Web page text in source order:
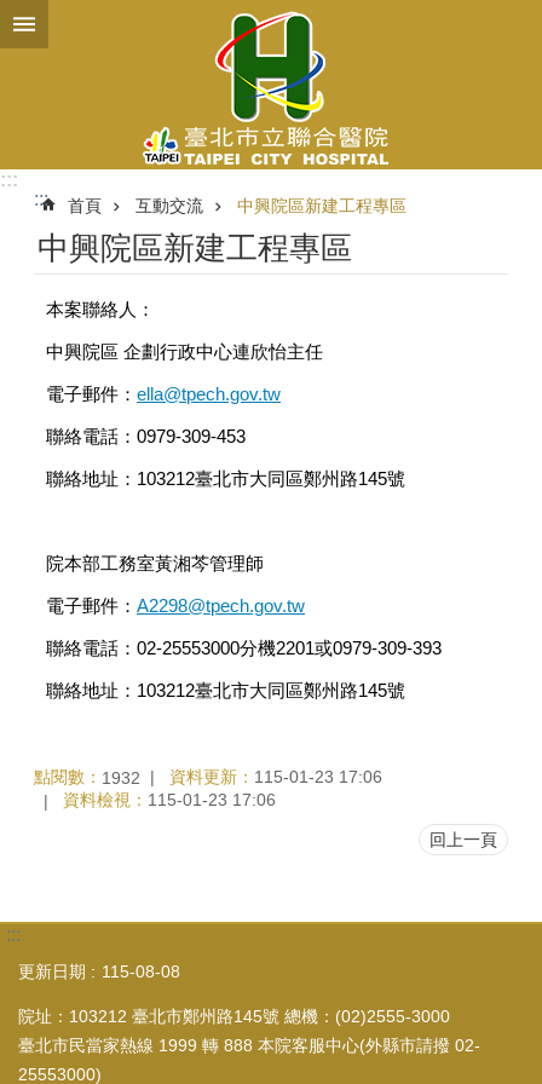
跳到主要內容區塊
:::
:::
首頁 互動交流 中興院區新建工程專區
中興院區新建工程專區
本案聯絡人：
中興院區 企劃行政中心連欣怡主任
電子郵件： ella@tpech.gov.tw
聯絡電話：0979-309-453
聯絡地址：103212臺北市大同區鄭州路145號
院本部工務室黃湘芩管理師
電子郵件： A2298@tpech.gov.tw
聯絡電話：02-25553000分機2201或0979-309-393
聯絡地址：103212臺北市大同區鄭州路145號
點閱數： 1932 資料更新： 115-01-23 17:06
資料檢視： 115-01-23 17:06
回上一頁
:::
更新日期 115-08-08
院址：103212 臺北市鄭州路145號 總機：(02)2555-3000
臺北市民當家熱線 1999 轉 888 本院客服中心(外縣市請撥 02-
25553000)